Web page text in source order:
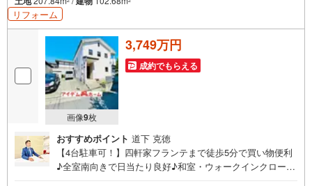
リフォーム
画像9枚
3,749万円
成約でもらえる
おすすめポイント 道下 克徳
【4台駐車可！】四軒家フランテまで徒歩5分で買い物便利
♪全室南向きで日当たり良好♪和室・ウォークインクローゼ